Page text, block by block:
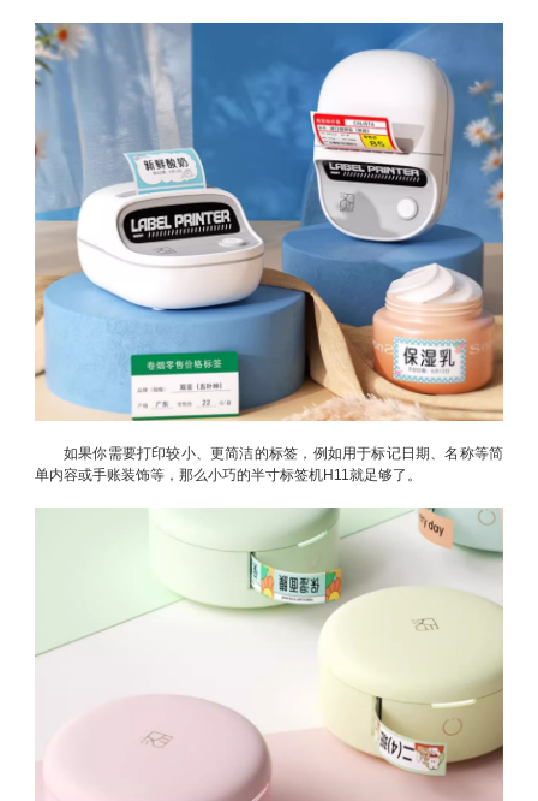
如果你需要打印较小、更简洁的标签，例如用于标记日期、名称等简
单内容或手账装饰等，那么小巧的半寸标签机H11就足够了。